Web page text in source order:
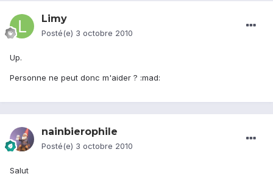
Limy
Posté(e) 3 octobre 2010
Up.
Personne ne peut donc m'aider ? :mad:
nainbierophile
Posté(e) 3 octobre 2010
Salut